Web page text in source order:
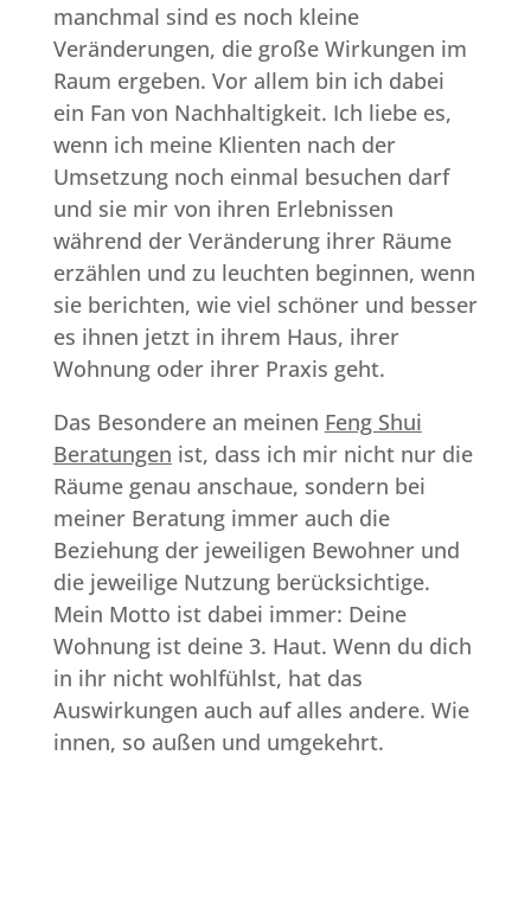
manchmal sind es noch kleine
Veränderungen, die große Wirkungen im
Raum ergeben. Vor allem bin ich dabei
ein Fan von Nachhaltigkeit. Ich liebe es,
wenn ich meine Klienten nach der
Umsetzung noch einmal besuchen darf
und sie mir von ihren Erlebnissen
während der Veränderung ihrer Räume
erzählen und zu leuchten beginnen, wenn
sie berichten, wie viel schöner und besser
es ihnen jetzt in ihrem Haus, ihrer
Wohnung oder ihrer Praxis geht.
Das Besondere an meinen Feng Shui
Beratungen ist, dass ich mir nicht nur die
Räume genau anschaue, sondern bei
meiner Beratung immer auch die
Beziehung der jeweiligen Bewohner und
die jeweilige Nutzung berücksichtige.
Mein Motto ist dabei immer: Deine
Wohnung ist deine 3. Haut. Wenn du dich
in ihr nicht wohlfühlst, hat das
Auswirkungen auch auf alles andere. Wie
innen, so außen und umgekehrt.